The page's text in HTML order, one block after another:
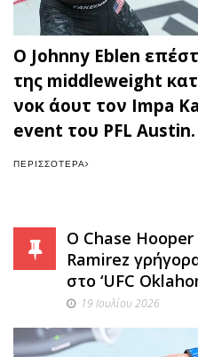
Ο Johnny Eblen
της middleweight
νοκ άουτ τον Impa
event του PFL Austin.
ΠΕΡΙΣΣΌΤΕΡΑ
Ο Chase Hooper
Ramirez
στο ‘UFC
19 Ιουλίου 2026